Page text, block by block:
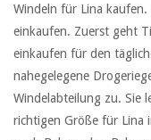
Windeln für Lina
einkaufen. Zuerst geht
einkaufen für den
nahegelegene
Windelabteilung zu. Sie
richtigen Größe für Lina